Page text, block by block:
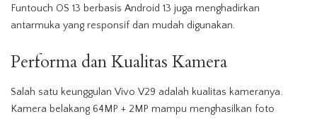
Funtouch OS 13 berbasis Android 13 juga menghadirkan
antarmuka yang responsif dan mudah digunakan.
Performa danKualitas Kamera
Salah satu keunggulan Vivo V29 adalah kualitas kameranya.
Kamera belakang 64MP + 2MP mampu menghasilkan foto